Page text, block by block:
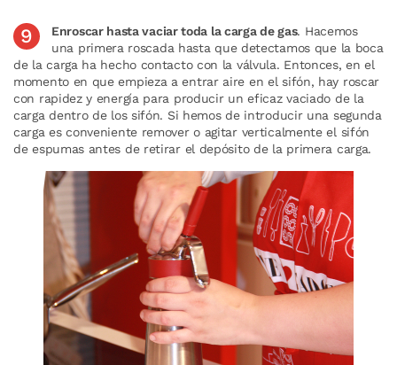
Enroscar hasta vaciar toda la carga de gas. Hacemos
una primera roscada hasta que detectamos que la boca
de la carga ha hecho contacto con la válvula. Entonces, en el
momento en que empieza a entrar aire en el sifón, hay roscar
con rapidez y energía para producir un eficaz vaciado de la
carga dentro de los sifón. Si hemos de introducir una segunda
carga es conveniente remover o agitar verticalmente el sifón
de espumas antes de retirar el depósito de la primera carga.